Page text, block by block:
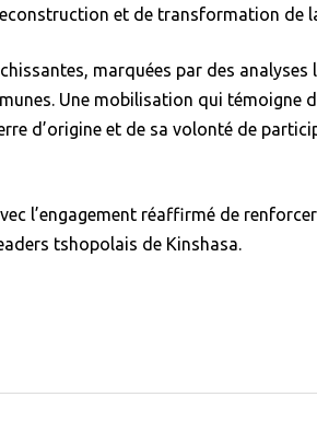
et de transformation de
marquées par des analyses
Une mobilisation qui témoigne
d’origine et de sa volonté de
l’engagement réaffirmé de
tshopolais de Kinshasa.